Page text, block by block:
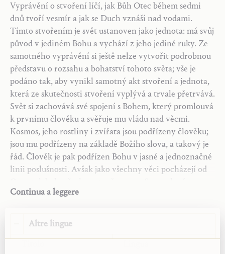
Lingua originale: Tedesco
Casa editrice: Saint John Publications
Traduzione: Jitka Fišerová
Anno: 2026
Tipo: Articolo
Fonte:
„Weltgebetsoktav".Die Schweizerin40, 3 (leden
1953): 75–76.
Vyprávění o stvoření líčí, jak Bůh Otec během sedmi
dnů tvoří vesmír a jak se Duch vznáší nad vodami.
Tímto stvořením je svět ustanoven jako jednota: má svůj
původ v jediném Bohu a vychází z jeho jediné ruky. Ze
samotného vyprávění si ještě nelze vytvořit podrobnou
představu o rozsahu a bohatství tohoto světa; vše je
podáno tak, aby vynikl samotný akt stvoření a jednota,
která ze skutečnosti stvoření vyplývá a trvale přetrvává.
Svět si zachovává své spojení s Bohem, který promlouvá
k prvnímu člověku a svěřuje mu vládu nad věcmi.
Kosmos, jeho rostliny i zvířata jsou podřízeny člověku;
jsou mu podřízeny na základě Božího slova, a takový je
řád. Člověk je pak podřízen Bohu v jasné a jednoznačné
linii poslušnosti. Avšak jako všechny věci pocházejí od
směřují. Tato linie směřující k Synu není v protikladu k
Všechny tyto linie společně vytvářejí dokonalou
Continua a leggere
Altre lingue